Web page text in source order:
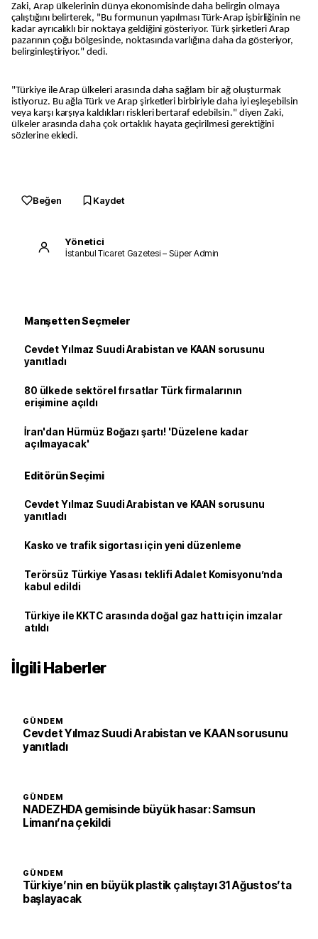
Zaki, Arap ülkelerinin dünya ekonomisinde daha belirgin olmaya
çalıştığını belirterek, "Bu formunun yapılması Türk-Arap işbirliğinin ne
kadar ayrıcalıklı bir noktaya geldiğini gösteriyor. Türk şirketleri Arap
pazarının çoğu bölgesinde, noktasında varlığına daha da gösteriyor,
belirginleştiriyor." dedi.
"Türkiye ile Arap ülkeleri arasında daha sağlam bir ağ oluşturmak
istiyoruz. Bu ağla Türk ve Arap şirketleri birbiriyle daha iyi eşleşebilsin
veya karşı karşıya kaldıkları riskleri bertaraf edebilsin." diyen Zaki,
ülkeler arasında daha çok ortaklık hayata geçirilmesi gerektiğini
sözlerine ekledi.
Beğen Kaydet
Yönetici
İstanbul Ticaret Gazetesi – Süper Admin
Manşetten Seçmeler
Cevdet Yılmaz Suudi Arabistan ve KAAN sorusunu
yanıtladı
80 ülkede sektörel fırsatlar Türk firmalarının
erişimine açıldı
İran'dan Hürmüz Boğazı şartı! 'Düzelene kadar
açılmayacak'
Editörün Seçimi
Cevdet Yılmaz Suudi Arabistan ve KAAN sorusunu
yanıtladı
Kasko ve trafik sigortası için yeni düzenleme
Terörsüz Türkiye Yasası teklifi Adalet Komisyonu’nda
kabul edildi
Türkiye ile KKTC arasında doğal gaz hattı için imzalar
atıldı
İlgili Haberler
GÜNDEM
Cevdet Yılmaz Suudi Arabistan ve KAAN sorusunu
yanıtladı
GÜNDEM
NADEZHDA gemisinde büyük hasar: Samsun
Limanı’na çekildi
GÜNDEM
Türkiye’nin en büyük plastik çalıştayı 31 Ağustos’ta
başlayacak